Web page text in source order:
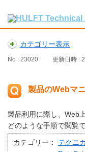
カテゴリー表示
No : 23020 更新日時 :
製品のWebマ
製品利用に際し、Web
どのような手順で閲覧
カテゴリー：
テクニ